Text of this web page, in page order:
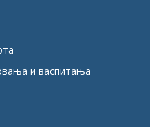
и васпитања